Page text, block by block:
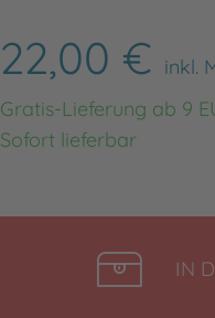
22,00 € inkl.
Gratis-Lieferung ab 9
Sofort lieferbar
IN